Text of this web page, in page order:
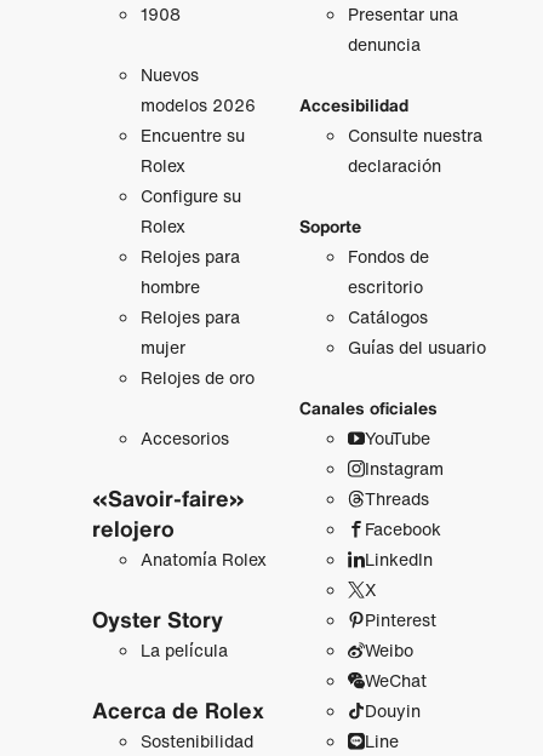
1908
Nuevos
modelos 2026
Encuentre su
Rolex
Configure su
Rolex
Relojes para
hombre
Relojes para
mujer
Relojes de oro
Accesorios
«Savoir-faire»
relojero
Anatomía Rolex
Oyster Story
La película
Acerca de Rolex
Sostenibilidad
Presentar una
denuncia
Accesibilidad
Consulte nuestra
declaración
Soporte
Fondos de
escritorio
Catálogos
Guías del usuario
Canales oficiales
YouTube
Instagram
Threads
Facebook
LinkedIn
X
Pinterest
Weibo
WeChat
Douyin
Line